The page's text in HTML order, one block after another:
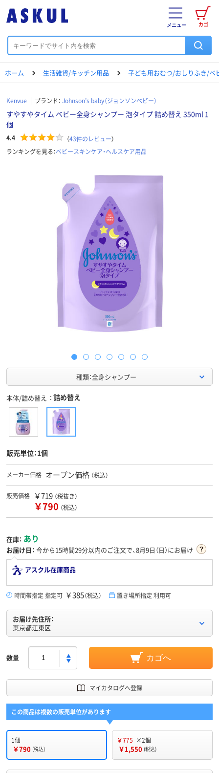
カゴ
メニュー
ホーム 生活雑貨/キッチン用品 子ども用おむつ/おしりふき/ベ
Kenvue ブランド： Johnson’s baby（ジョンソンベビー）
すやすやタイム ベビー全身シャンプー 泡タイプ 詰め替え 350ml 1
個
4.4 （43件のレビュー）
ランキングを見る：ベビースキンケア・ヘルスケア用品
種類：全身シャンプー
本体/詰め替え 詰め替え
販売単位：1個
メーカー価格 オープン価格 （税込）
販売価格 ￥719 （税抜き）
￥790 （税込）
在庫： あり
お届け日： 今から15時間29分以内のご注文で、8月9日（日）にお届け
アスクル在庫商品
時間帯指定 指定可 ￥385（税込） 置き場所指定 利用可
お届け先住所：
東京都江東区
数量 カゴへ
マイカタログへ登録
この商品は複数の販売単位があります
1個
￥790 (税込)
￥775 ×2個
￥1,550 (税込)